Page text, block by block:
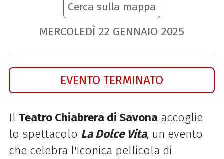
Cerca sulla mappa
MERCOLEDÌ 22 GENNAIO 2025
EVENTO TERMINATO
Il Teatro Chiabrera di Savonaaccoglie
lo spettacolo La Dolce Vita, un evento
che celebra l'iconica pellicola di